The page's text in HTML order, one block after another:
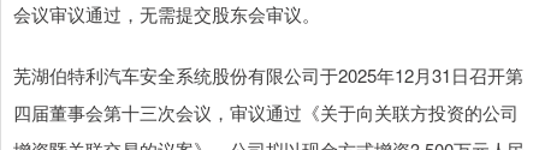
会议审议通过，无需提交股东会审议。
芜湖伯特利汽车安全系统股份有限公司于2025年12月31日召开第
四届董事会第十三次会议，审议通过《关于向关联方投资的公司